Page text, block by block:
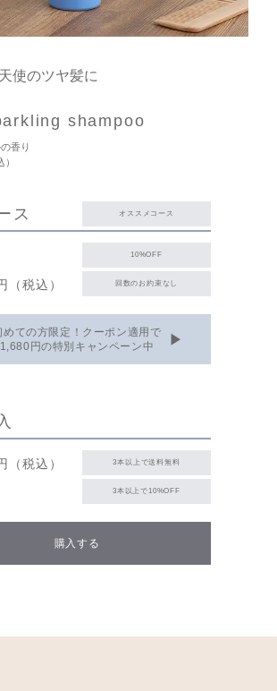
使のツヤ髪に
shampoo
香り
ス オススメコース
（税込）
10%OFF
回数のお約束なし
めての方限定！クーポン適用で
1,680円の特別キャンペーン中
▶︎
（税込） 3本以上で送料無料
3本以上で10%OFF
購入する